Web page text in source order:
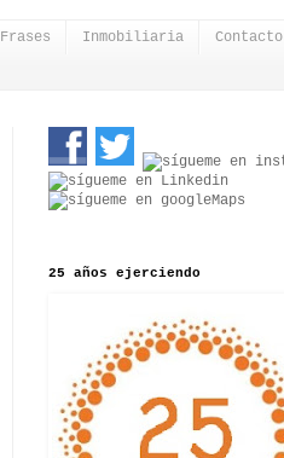
Frases Inmobiliaria Contacto
25 años ejerciendo